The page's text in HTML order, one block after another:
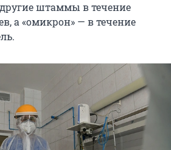
штаммы в течение
а «омикрон» — в течение